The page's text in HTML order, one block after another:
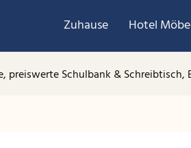
Zuhause Hotel
preiswerte Schulbank &